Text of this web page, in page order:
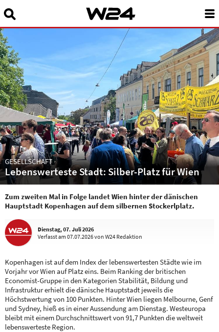
24 Stunden Wien
Sendungen A-Z
Programm
W24Smart
Podcasts
Service
Über uns
Suchbegriff eingeben:
GESELLSCHAFT
Lebenswerteste Stadt: Silber-Platz für Wien
Zum zweiten Mal in Folge landet Wien hinter der dänischen
Hauptstadt Kopenhagen auf dem silbernen Stockerlplatz.
Dienstag, 07. Juli 2026
Verfasstam 07.07.2026von W24 Redaktion
Kopenhagen ist auf dem Index der lebenswertesten Städte wie im
Vorjahr vor Wien auf Platz eins. Beim Ranking der britischen
Economist-Gruppe in den Kategorien Stabilität, Bildung und
Infrastruktur erhielt die dänische Hauptstadt jeweils die
Höchstwertung von 100 Punkten. Hinter Wien liegen Melbourne, Genf
und Sydney, hieß es in einer Aussendung am Dienstag. Westeuropa
bleibt mit einem Durchschnittswert von 91,7 Punkten die weltweit
lebenswerteste Region.